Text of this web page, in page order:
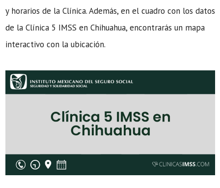
y horarios de la Clínica. Además, en el cuadro con los datos
de la Clínica 5 IMSS en Chihuahua, encontrarás un mapa
interactivo con la ubicación.